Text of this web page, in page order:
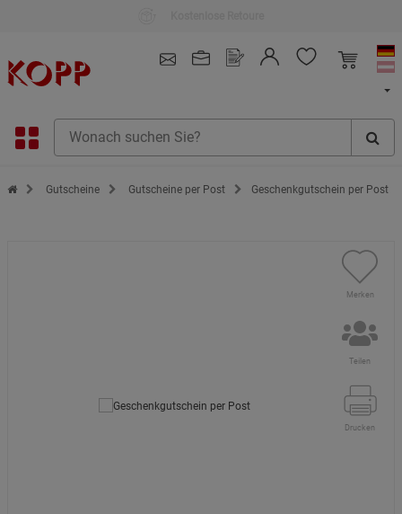
Zur Startseite des Kopp Verlag Online-Shop
Gutscheine Gutscheine per Post Geschenkgutschein per Post
Merken
Teilen
Drucken